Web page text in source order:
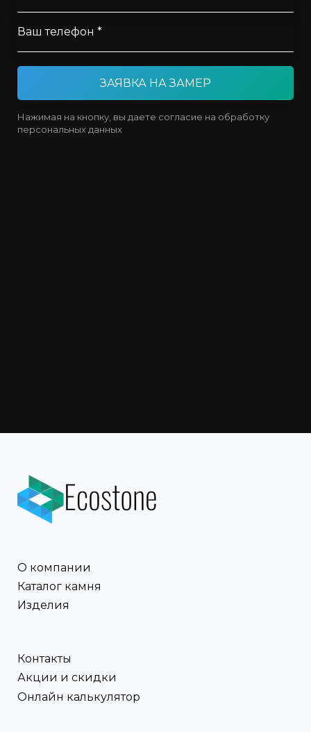
Ваш телефон *
ЗАЯВКА НА ЗАМЕР
Нажимая на кнопку, вы даете согласие на обработку
персональных данных
О компании
Каталог камня
Изделия
Контакты
Акции и скидки
Онлайн калькулятор